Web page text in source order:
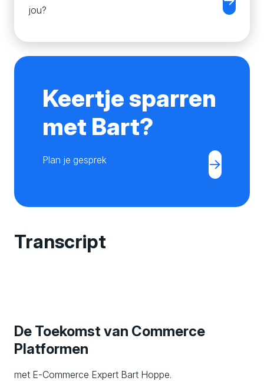
jou?
Keertje sparren
met Bart?
Plan je gesprek
Transcript
De Toekomst van Commerce
Platformen
met E-Commerce Expert Bart Hoppe.